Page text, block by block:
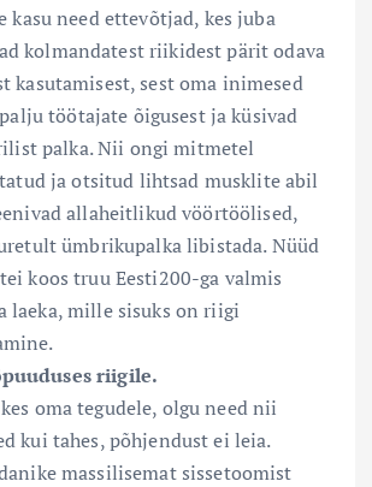
kasu need ettevõtjad, kes juba
kolmandatest riikidest pärit odava
kasutamisest, sest oma inimesed
töötajate õigusest ja küsivad
palka. Nii ongi mitmetel
ja otsitud lihtsad musklite abil
allaheitlikud vöörtöölised,
ümbrikupalka libistada. Nüüd
koos truu Eesti200-ga valmis
laeka, mille sisuks on riigi
riigile.
oma tegudele, olgu need nii
kui tahes, põhjendust ei leia.
massilisemat sissetoomist